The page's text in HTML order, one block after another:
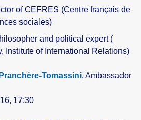
of CEFRES (Centre français de
sociales)
and political expert (
Institute of International Relations)
Tomassini, Ambassador
17:30